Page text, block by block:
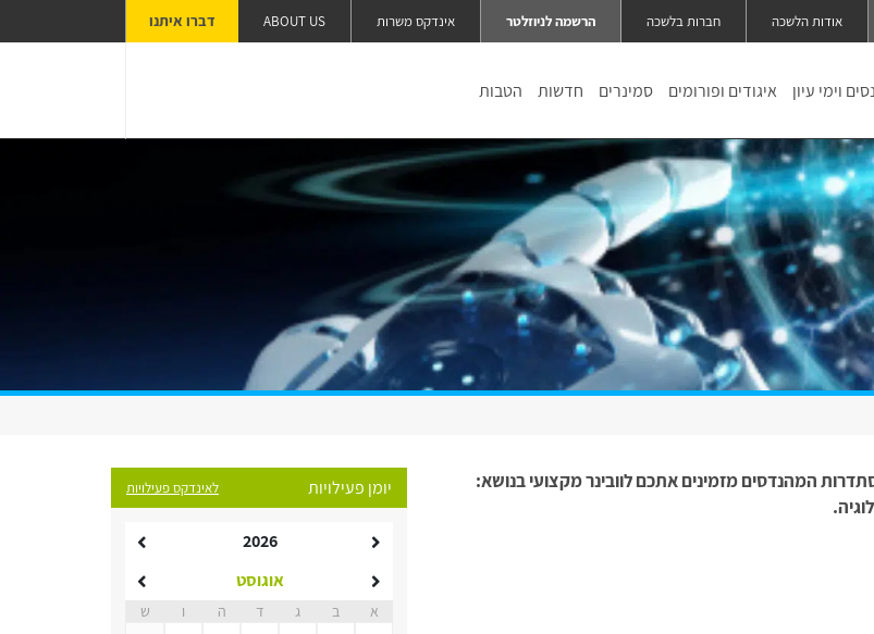
אודות הלשכה חברות בלשכה הרשמה לניוזלטר אינדקס משרות ABOUT US דברו איתנו
וימי עיון איגודים ופורומים סמינרים חדשות הטבות
המהנדסים מזמינים אתכם לוובינר מקצועי בנושא:
יומן פעילויות לאינדקס פעילויות
2026
אוגוסט
א ב ג ד ה ו
ש